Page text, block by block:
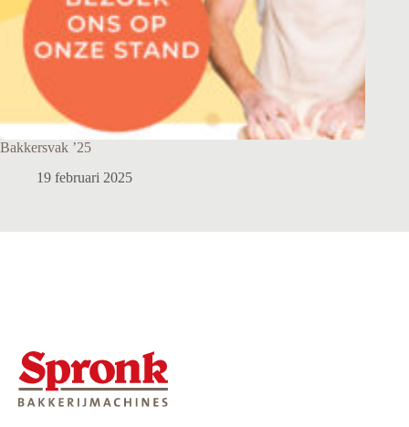
Bakkersvak ’25
19 februari 2025